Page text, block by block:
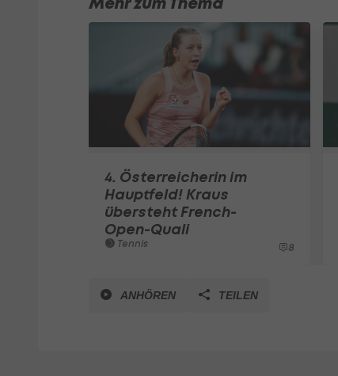
4. Österreicherin im
Hauptfeld! Kraus
übersteht French-
Open-Quali
Tennis 8
ANHÖREN TEILEN